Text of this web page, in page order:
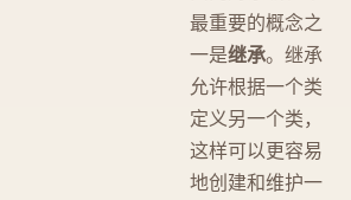
最重要的概念之
一是继承。继承
允许根据一个类
定义另一个类，
这样可以更容易
地创建和维护一